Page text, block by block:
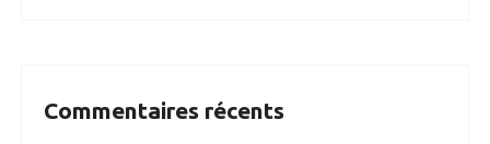
Commentaires récents